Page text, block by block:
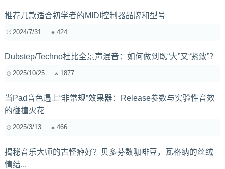
推荐几款适合初学者的MIDI控制器品牌和型号
2024/7/31 424
Dubstep/Techno杜比全景声混音：如何做到既“大”又“紧致”？
2025/10/25 1877
当Pad音色遇上“非常规”效果器：Release参数与实验性音效
的碰撞火花
2025/3/13 466
揭秘音乐大师的古怪癖好？贝多芬数咖啡豆，瓦格纳的丝绒
情结...